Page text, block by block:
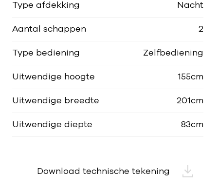
Type afdekking Nacht
Aantal schappen 2
Type bediening Zelfbediening
Uitwendige hoogte 155cm
Uitwendige breedte 201cm
Uitwendige diepte 83cm
Download technische tekening